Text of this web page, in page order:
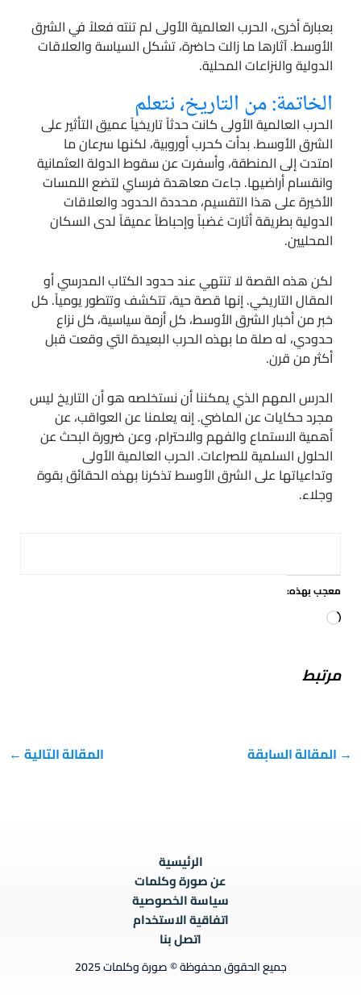
بعبارة أخرى، الحرب العالمية الأولى لم تنته فعلاً في الشرق
الأوسط. آثارها ما زالت حاضرة، تشكل السياسة والعلاقات
الدولية والنزاعات المحلية.
الخاتمة: من التاريخ، نتعلم
الحرب العالمية الأولى كانت حدثاً تاريخياً عميق التأثير على
الشرق الأوسط. بدأت كحرب أوروبية، لكنها سرعان ما
امتدت إلى المنطقة، وأسفرت عن سقوط الدولة العثمانية
وانقسام أراضيها. جاءت معاهدة فرساي لتضع اللمسات
الأخيرة على هذا التقسيم، محددة الحدود والعلاقات
الدولية بطريقة أثارت غضباً وإحباطاً عميقاً لدى السكان
المحليين.
لكن هذه القصة لا تنتهي عند حدود الكتاب المدرسي أو
المقال التاريخي. إنها قصة حية، تتكشف وتتطور يومياً. كل
خبر من أخبار الشرق الأوسط، كل أزمة سياسية، كل نزاع
حدودي، له صلة ما بهذه الحرب البعيدة التي وقعت قبل
أكثر من قرن.
الدرس المهم الذي يمكننا أن نستخلصه هو أن التاريخ ليس
مجرد حكايات عن الماضي. إنه يعلمنا عن العواقب، عن
أهمية الاستماع والفهم والاحترام، وعن ضرورة البحث عن
الحلول السلمية للصراعات. الحرب العالمية الأولى
وتداعياتها على الشرق الأوسط تذكرنا بهذه الحقائق بقوة
وجلاء.
معجب بهذه:
جاري
مرتبط
→ المقالة السابقة المقالة التالية ←
الرئيسية
عن صورة وكلمات
سياسة الخصوصية
اتفاقية الاستخدام
اتصل بنا
جميع الحقوق محفوظة © صورة وكلمات 2025